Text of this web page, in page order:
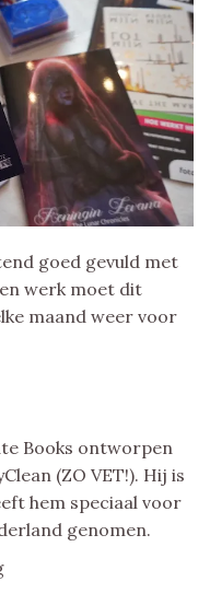
goed gevuld met
werk moet dit
maand weer voor
Books ontworpen
(ZO VET!). Hij is
hem speciaal voor
genomen.